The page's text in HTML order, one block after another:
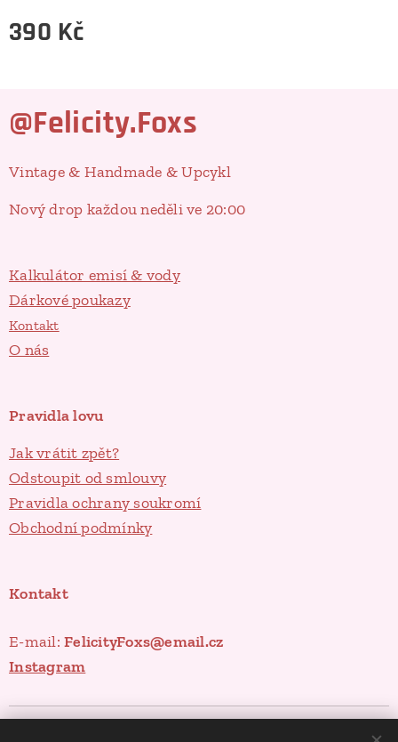
390 Kč
@Felicity.Foxs
Vintage & Handmade & Upcykl
Nový drop každou neděli ve 20:00
Kalkulátor emisí & vody
Dárkové poukazy
Kontakt
O nás
Pravidla lovu
Jak vrátit zpět?
Odstoupit od smlouvy
Pravidla ochrany soukromí
Obchodní podmínky
Kontakt
E-mail:FelicityFoxs@email.cz
Instagram